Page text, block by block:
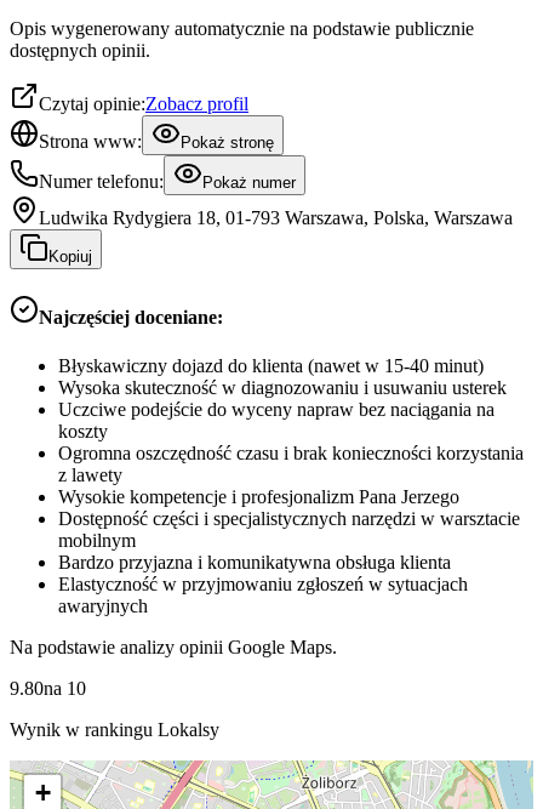
Opis wygenerowany automatycznie na podstawie publicznie
dostępnych opinii.
Czytaj opinie:Zobacz profil
Strona www:
Pokaż stronę
Numer telefonu: Pokaż numer
Ludwika Rydygiera 18, 01-793 Warszawa, Polska, Warszawa
Kopiuj
Najczęściej doceniane:
Błyskawiczny dojazd do klienta (nawet w 15-40 minut)
Wysoka skuteczność w diagnozowaniu i usuwaniu usterek
Uczciwe podejście do wyceny napraw bez naciągania na
koszty
Ogromna oszczędność czasu i brak konieczności korzystania
z lawety
Wysokie kompetencje i profesjonalizm Pana Jerzego
Dostępność części i specjalistycznych narzędzi w warsztacie
mobilnym
Bardzo przyjazna i komunikatywna obsługa klienta
Elastyczność w przyjmowaniu zgłoszeń w sytuacjach
awaryjnych
Na podstawie analizy opinii Google Maps.
9.80na 10
Wynik w rankingu Lokalsy
+